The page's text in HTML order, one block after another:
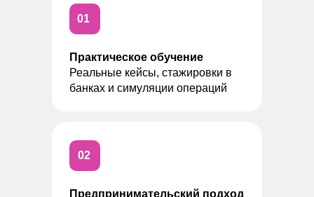
Практическое обучение
Реальные кейсы, стажировки в
банках и симуляции операций
01
Предпринимательский подход
02